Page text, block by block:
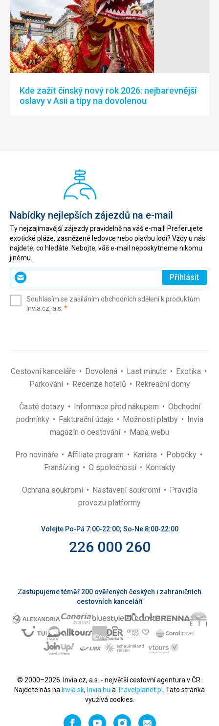
Kde zažít čínský nový rok 2026: nejbarevnější
oslavy v Asii a tipy na dovolenou
Nabídky nejlepších zájezdů na e-mail
Ty nejzajímavější zájezdy pravidelně na váš e-mail! Preferujete
exotické pláže, zasněžené ledovce nebo plavbu lodí? Vždy u nás
najdete, co hledáte. Nebojte, váš e-mail neposkytneme nikomu
jinému.
Zadejte
svůj
(povinné)
Přihlásit
Souhlasím se zasíláním obchodních sdělení k produktům
Invia.cz, a.s. *(povinné)
Cestovní kanceláře Dovolená Last minute
Exotika
Parkování
Recenze hotelů Rekreační domy
Časté dotazy Informace před nákupem
Obchodní
podmínky
Fakturační údaje Možnosti platby
Invia
magazín o cestování
Mapa webu
Pro novináře Affiliate program Kariéra
Pobočky
Franšízing
O společnosti Kontakty
Ochrana soukromí Nastavení soukromí
Pravidla
provozu platformy
Volejte Po‑Pá 7:00‑22:00; So‑Ne 8:00‑22:00
226 000 260
Zastupujeme téměř 200 ověřených českých i zahraničních
cestovních kanceláří
© 2000–2026. Invia.cz, a.s. - největší cestovní agentura v ČR.
Najdete nás na Invia.sk, Invia.hu a Travelplanet.pl
. Tato stránka
využívá cookies.